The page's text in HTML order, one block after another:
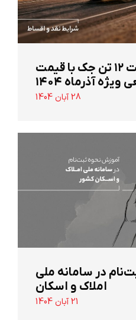
‌فروش کامیونت ۱۲ تن جک با قیمت
آذرماه ۱۴۰۴
28 آبان 1404
در سامانه ملی
املاک و اسکان
21 آبان 1404